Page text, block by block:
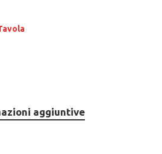
aggiuntive